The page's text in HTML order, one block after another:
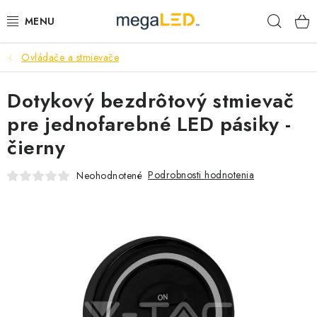
na
PRIEMYSEL
SVIETIDLÁ
ŽIAROVKY A TRUBICE
PRACOVNÉ SVIETIDLÁ
SAMSUNG SVIETIDLÁ
Ovládače a stmievače
Dotykový bezdrôtový stmievač
pre jednofarebné LED pásiky -
čierny
Neohodnotené Podrobnosti hodnotenia